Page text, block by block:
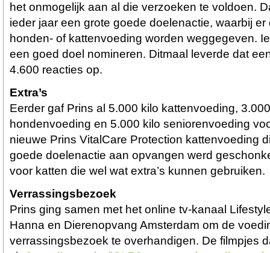
het onmogelijk aan al die verzoeken te voldoen.
ieder jaar een grote goede doelenactie, waarbij er
honden- of kattenvoeding worden weggegeven.
een goed doel nomineren. Ditmaal leverde dat
4.600 reacties op.
Extra’s
Eerder gaf Prins al 5.000 kilo kattenvoeding,
hondenvoeding en 5.000 kilo seniorenvoeding
nieuwe Prins VitalCare Protection kattenvoeding
goede doelenactie aan opvangen werd
voor katten die wel wat extra’s kunnen gebruiken.
Verrassingsbezoek
Prins ging samen met het online tv-kanaal
Hanna en Dierenopvang Amsterdam om de
verrassingsbezoek te overhandigen. De filmpjes